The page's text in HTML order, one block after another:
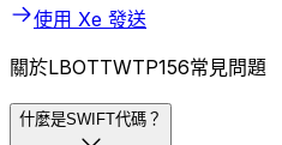
使用 Xe 發送
關於LBOTTWTP156常見問題
什麼是SWIFT代碼？